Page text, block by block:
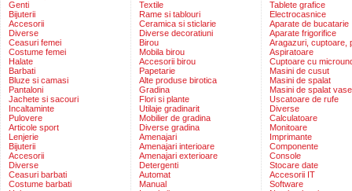
Genti
Bijuterii
Accesorii
Diverse
Ceasuri femei
Costume femei
Halate
Barbati
Bluze si camasi
Pantaloni
Jachete si sacouri
Incaltaminte
Pulovere
Articole sport
Lenjerie
Bijuterii
Accesorii
Diverse
Ceasuri barbati
Costume barbati
Textile
Rame si tablouri
Ceramica si sticlarie
Diverse decoratiuni
Birou
Mobila birou
Accesorii birou
Papetarie
Alte produse birotica
Gradina
Flori si plante
Utilaje gradinarit
Mobilier de gradina
Diverse gradina
Amenajari
Amenajari interioare
Amenajari exterioare
Detergenti
Automat
Manual
Tablete grafice
Electrocasnice
Aparate de bucatarie
Aparate frigorifice
Aragazuri, cuptoare,
Aspiratoare
Cuptoare cu
Masini de cusut
Masini de spalat
Masini de spalat vase
Uscatoare de rufe
Diverse
Calculatoare
Monitoare
Imprimante
Componente
Console
Stocare date
Accesorii IT
Software